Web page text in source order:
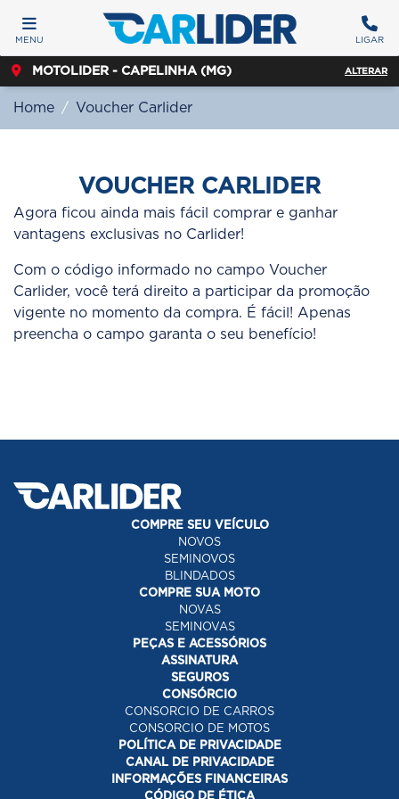
MENU LIGAR
MOTOLIDER - CAPELINHA (MG) ALTERAR
Home Voucher Carlider
VOUCHER CARLIDER
Agora ficou ainda mais fácil comprar e ganhar
vantagens exclusivas no Carlider!
Com o código informado no campo Voucher
Carlider, você terá direito a participar da promoção
vigente no momento da compra. É fácil! Apenas
preencha o campo garanta o seu benefício!
COMPRE SEU VEÍCULO
NOVOS
SEMINOVOS
BLINDADOS
COMPRE SUA MOTO
NOVAS
SEMINOVAS
PEÇAS E ACESSÓRIOS
ASSINATURA
SEGUROS
CONSÓRCIO
CONSORCIO DE CARROS
CONSORCIO DE MOTOS
POLÍTICA DE PRIVACIDADE
CANAL DE PRIVACIDADE
INFORMAÇÕES FINANCEIRAS
CÓDIGO DE ÉTICA